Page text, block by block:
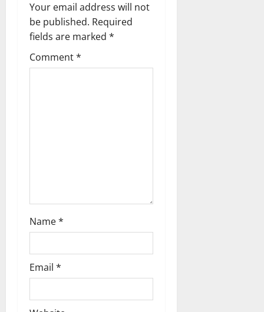
Your email address will not
be published. Required
fields are marked *
Comment*
Name*
Email *